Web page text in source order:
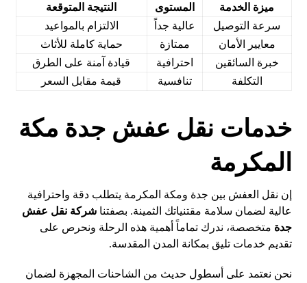
ميزة الخدمة المستوى
النتيجة المتوقعة
سرعة التوصيل
عالية جداً
الالتزام بالمواعيد
معايير الأمان
ممتازة
حماية كاملة للأثاث
خبرة السائقين
احترافية
قيادة آمنة على الطرق
التكلفة
تنافسية قيمة مقابل السعر
خدمات نقل عفش جدة مكة
المكرمة
إن نقل العفش بين جدة ومكة المكرمة يتطلب دقة واحترافية
عالية لضمان سلامة مقتنياتك الثمينة. بصفتناشركة نقل عفش
جدة متخصصة، ندرك تماماً أهمية هذه الرحلة ونحرص على
تقديم خدمات تليق بمكانة المدن المقدسة.
نحن نعتمد على أسطول حديث من الشاحنات المجهزة لضمان